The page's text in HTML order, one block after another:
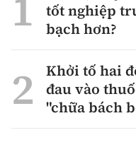
tốt nghiệp
bạch hơn?
Khởi tố hai
đau vào
"chữa bách